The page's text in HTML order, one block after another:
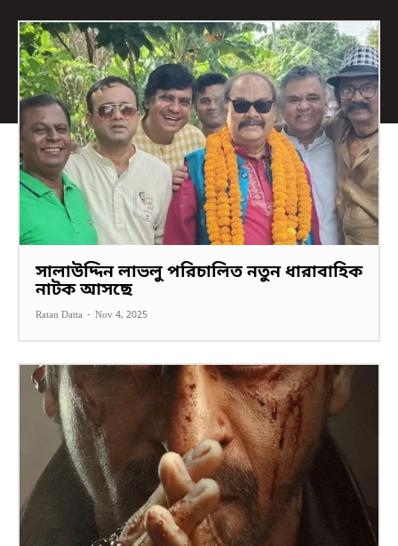
সালাউদ্দিন লাভলু পরিচালিত নতুন ধারাবাহিক
নাটক আসছে
Ratan Datta - Nov 4, 2025